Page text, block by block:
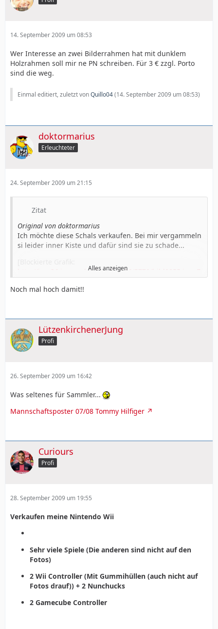
14. September 2009 um 08:53
Wer Interesse an zwei Bilderrahmen hat mit dunklem
Holzrahmen soll mir ne PN schreiben. Für 3 € zzgl. Porto
sind die weg.
Einmal editiert, zuletzt vonQuillo04(14. September 2009 um 08:53)
doktormarius
Erleuchteter
24. September 2009 um 21:15
Zitat
Original von doktormarius
Ich möchte diese Schals verkaufen. Bei mir vergammeln
si leider inner Kiste und dafür sind sie zu schade...
http://img36.imageshack.us/img36/5770/bild0855.jpg
Mitte: Pokalfinal - Schal von 2002 (Minimum 5,00 Euro)
Unten Bayer 04 - Real Madrid, gekauft beim Heimspiel
1998 (Minimum 8,00 Euro)
http://img3.imageshack.us/img3/2740/bild0857m.jpg
Oben: Bayer 04 - Real Madrid 01/02 gekauft beim
Heimspiel (Minmum 3,00 Euro, da nicht original)
Mitte 2, Bayer 04 - Toulus; gekauft beim Heimspiel
(Minmum 3,00 Euro, da nicht original)
Back), CL 04/05 (Minimum 5,00 Euro)
Gebote bitte per PN bis Sonntag 21:00 Uhr !!!
Alles anzeigen
Noch mal hoch damit!!
LützenkirchenerJung
Profi
26. September 2009 um 16:42
Was seltenes für Sammler...
Mannschaftsposter 07/08 Tommy Hilfiger
Curiours
Profi
28. September 2009 um 19:55
Verkaufen meine Nintendo Wii
Sehr viele Spiele (Die anderen sind nicht auf den
Fotos)
2 Wii Controller (Mit Gummihüllen (auch nicht auf
Fotos drauf)) + 2 Nunchucks
2 Gamecube Controller